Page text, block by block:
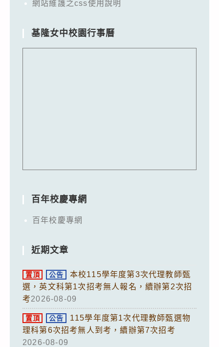
網站維護之css使用說明
基隆女中校園行事曆
百年校慶專網
百年校慶專網
近期文章
置頂 公告
本校115學年度第3次代理教師甄
選，英文科第1次招考無人報名，續辦第2次招
考2026-08-09
置頂 公告
115學年度第1次代理教師甄選物
理科第6次招考無人到考，續辦第7次招考
2026-08-09